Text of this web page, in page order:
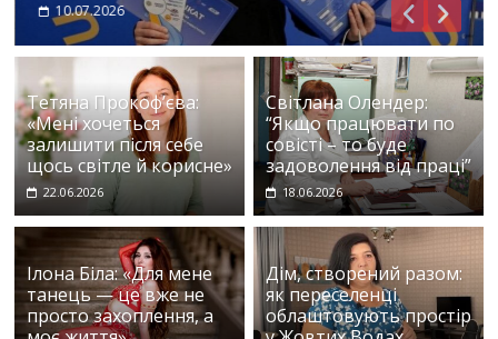
10.07.2026
Тетяна Прокоф’єва:
«Мені хочеться
залишити після себе
щось світле й корисне»
22.06.2026
Світлана Олендер:
“Якщо працювати по
совісті – то буде
задоволення від праці”
18.06.2026
Ілона Біла: «Для мене
танець — це вже не
просто захоплення, а
Дім, створений разом:
як переселенці
облаштовують простір